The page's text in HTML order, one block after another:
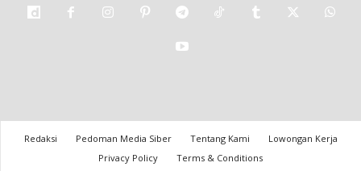
Redaksi Pedoman Media Siber Tentang Kami
Lowongan Kerja
Privacy Policy
Terms & Conditions